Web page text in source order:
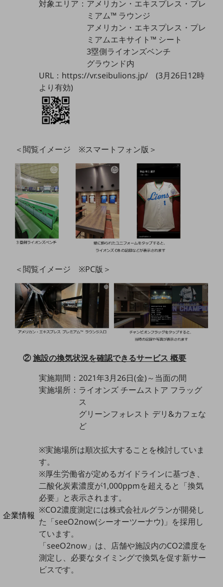
サービス・ソリューション
課題やニーズに合ったサービスをご紹介し、
中堅中小企業のビジネスをサポート！
お悩みから見つける
お悩みから見つけるTOP
リモート・ハイブリッドワーク
セキュリティ
その他のお悩みはこちら
業界から見つける
業界から見つけるTOP
小売・卸売業
運輸業
建設業
地域産業
ゲーム感覚で見つける
ビジネスお悩み診断
NTTドコモビジネス
オンラインショップ
モバイル・ICTサービスをオンラインで
相談・申し込みができるバーチャルショップ
新規会員登録/ログインはこちら
100回線以上のお問い合わせ・お見積りはこちら
別ウィンドウで開きます
企業情報
企業情報TOP
対象エリア：アメリカン・エキスプレス・プレ
ミアム™ ラウンジ
アメリカン・エキスプレス・プレ
ミアムエキサイト™ シート
3塁側ライオンズベンチ
グラウンド内
URL：https://vr.seibulions.jp/ (3月26日12時
より有効)
＜閲覧イメージ ※スマートフォン版＞
＜閲覧イメージ ※PC版＞
②施設の換気状況を確認できるサービス 概要
実施期間：2021年3月26日(金)～当面の間
実施場所：ライオンズ チームストア フラッグ
ス
グリーンフォレスト デリ&カフェな
ど
※実施場所は順次拡大することを検討していま
す。
※厚生労働省が定めるガイドラインに基づき、
二酸化炭素濃度が1,000ppmを超えると「換気
必要」と表示されます。
※CO2濃度測定には株式会社ルグランが開発し
た「seeO2now(シーオーツーナウ)」を採用し
ています。
「seeO2now」は、店舗や施設内のCO2濃度を
測定し、必要なタイミングで換気を促す新サー
ビスです。